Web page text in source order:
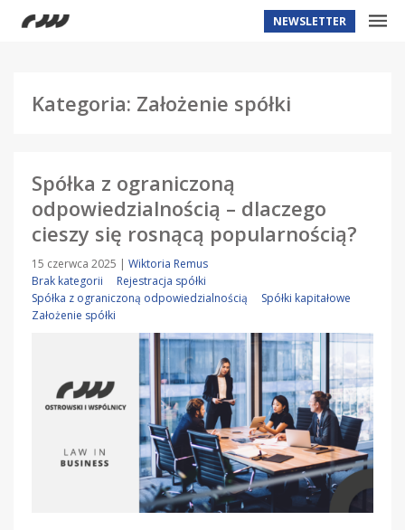
NEWSLETTER
Kategoria: Założenie spółki
Spółka z ograniczoną
odpowiedzialnością – dlaczego
cieszy się rosnącą popularnością?
15 czerwca 2025 | Wiktoria Remus
Brak kategorii
Rejestracja spółki
Spółka z ograniczoną odpowiedzialnością
Spółki kapitałowe
Założenie spółki